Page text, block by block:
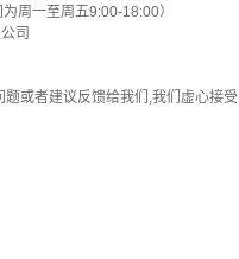
周一至周五9:00-18:00）
司
或者建议反馈给我们,我们虚心接受